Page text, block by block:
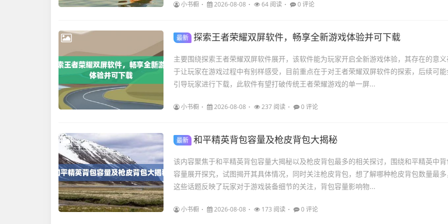
小书橱 2026-08-08 64 阅读 0 评论
最新 探索王者荣耀双屏软件，畅享全新游戏体验并可下载
主要围绕探索王者荣耀双屏软件展开，该软件能为玩家开启全新游戏体验，其存在的意义
于让玩家在游戏过程中有别样感受，目前重点在于对王者荣耀双屏软件的探索，后续可能
引导玩家进行下载，此软件有望打破传统王者荣耀游戏的单一屏...
小书橱 2026-08-08 237 阅读 0 评论
最新 和平精英背包容量及枪皮背包大揭秘
该内容聚焦于和平精英背包容量大揭秘以及枪皮背包最多的相关探讨，围绕和平精英中
容量展开探究，试图揭开其具体情况，同时关注枪皮背包，想了解哪种枪皮背包数量最多
这些话题反映了玩家对于游戏装备细节的关注，背包容量影响物...
小书橱 2026-08-08 173 阅读 0 评论